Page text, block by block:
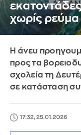
εκατοντάδες
χωρίς ρεύμα
Η άνευ
προς τα
σχολεία τη
σε κατάσταση
17:32, 25.01.2026